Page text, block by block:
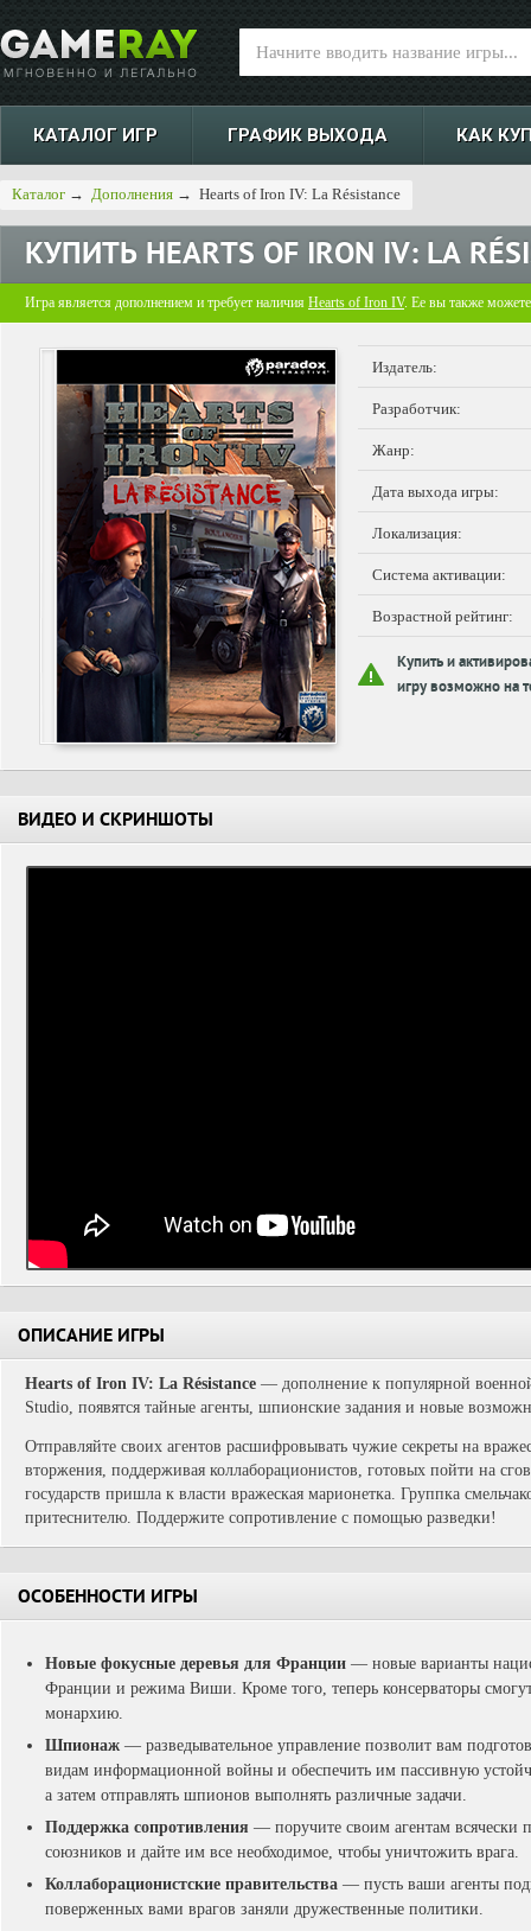
КАТАЛОГ ИГР ГРАФИК ВЫХОДА КАК
Каталог → Дополнения → Hearts of Iron IV: La Résistance
КУПИТЬ HEARTS OF IRON IV: LA
Игра является дополнением и требует наличия Hearts of Iron IV. Ее вы также
Издатель:
Разработчик:
Жанр:
Дата выхода игры:
Локализация:
Система активации:
Возрастной рейтинг:
Купить и
игру возможно на
ВИДЕО И СКРИНШОТЫ
ОПИСАНИЕ ИГРЫ
Hearts of Iron IV: La Résistance — дополнение к популярной
Studio, появятся тайные агенты, шпионские задания и новые
Отправляйте своих агентов расшифровывать чужие секреты на
вторжения, поддерживая коллаборационистов, готовых пойти на
государств пришла к власти вражеская марионетка. Группка
притеснителю. Поддержите сопротивление с помощью разведки!
ОСОБЕННОСТИ ИГРЫ
Новые фокусные деревья для Франции — новые варианты
Франции и режима Виши. Кроме того, теперь консерваторы
монархию.
Шпионаж — разведывательное управление позволит вам
видам информационной войны и обеспечить им пассивную
а затем отправлять шпионов выполнять различные задачи.
Поддержка сопротивления — поручите своим агентам всячески
союзников и дайте им все необходимое, чтобы уничтожить врага.
Коллаборационистские правительства — пусть ваши агенты
поверженных вами врагов заняли дружественные политики.